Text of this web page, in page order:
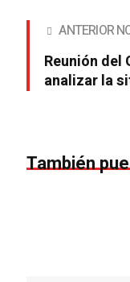
ANTERIOR
Reunión del
analizar la
También